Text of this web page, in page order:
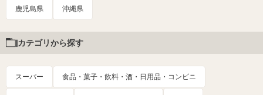
鹿児島県 沖縄県
カテゴリから探す
スーパー 食品・菓子・飲料・酒・日用品・コンビニ